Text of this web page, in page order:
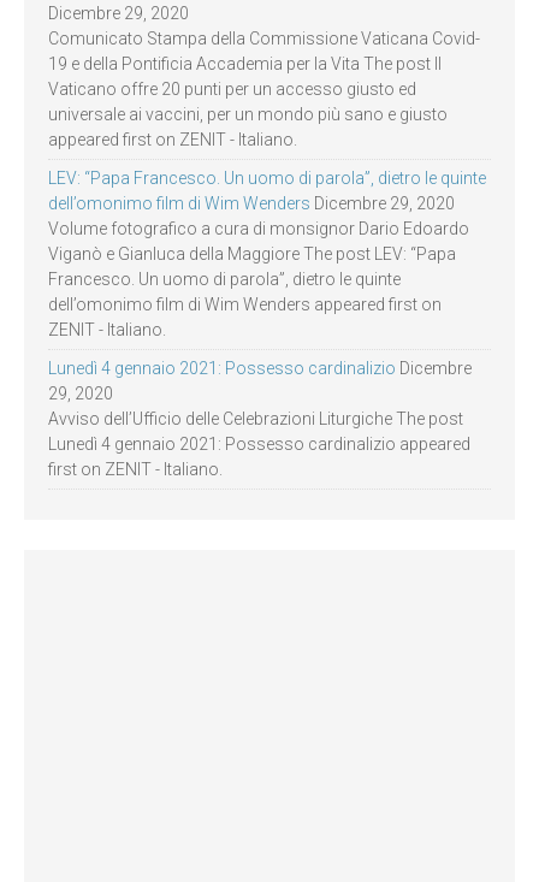
Dicembre 29, 2020
Comunicato Stampa della Commissione Vaticana Covid-
19 e della Pontificia Accademia per la Vita The post Il
Vaticano offre 20 punti per un accesso giusto ed
universale ai vaccini, per un mondo più sano e giusto
appeared first on ZENIT - Italiano.
LEV: “Papa Francesco. Un uomo di parola”, dietro le quinte
dell’omonimo film di Wim Wenders Dicembre 29, 2020
Volume fotografico a cura di monsignor Dario Edoardo
Viganò e Gianluca della Maggiore The post LEV: “Papa
Francesco. Un uomo di parola”, dietro le quinte
dell’omonimo film di Wim Wenders appeared first on
ZENIT - Italiano.
Lunedì 4 gennaio 2021: Possesso cardinalizio Dicembre
29, 2020
Avviso dell’Ufficio delle Celebrazioni Liturgiche The post
Lunedì 4 gennaio 2021: Possesso cardinalizio appeared
first on ZENIT - Italiano.